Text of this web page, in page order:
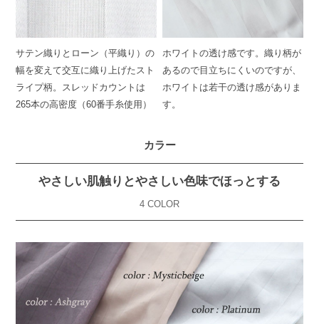
サテン織りとローン（平織り）の
幅を変えて交互に織り上げたスト
ライプ柄。スレッドカウントは
265本の高密度（60番手糸使用）
ホワイトの透け感です。織り柄が
あるので目立ちにくいのですが、
ホワイトは若干の透け感がありま
す。
カラー
やさしい肌触りとやさしい色味でほっとする
4 COLOR